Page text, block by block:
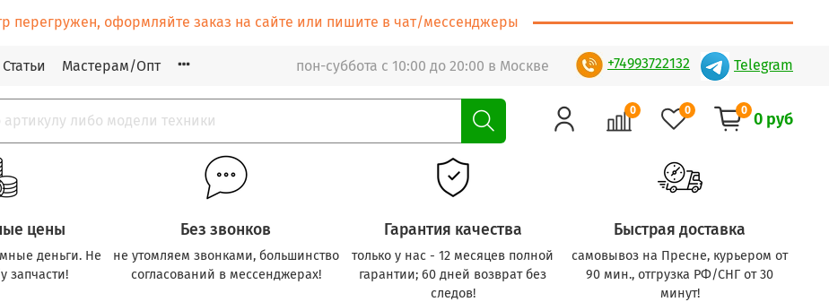
перегружен, оформляйте заказ на сайте или пишите в чат/мессенджеры
Статьи Мастерам/Опт пон-суббота с 10:00 до 20:00 в Москве +74993722132 Telegram
0 0 0 0 руб
цены
деньги. Не
запчасти!
Без звонков
не утомляем звонками, большинство
согласований в мессенджерах!
Гарантия качества
только у нас - 12 месяцев полной
гарантии; 60 дней возврат без
следов!
Быстрая доставка
самовывоз на Пресне, курьером от
90 мин., отгрузка РФ/СНГ от 30
минут!